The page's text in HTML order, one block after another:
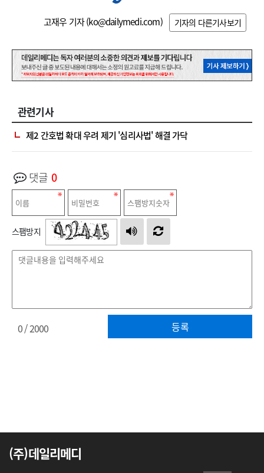
고재우 기자 (ko@dailymedi.com) 기자의 다른기사보기
관련기사
제2 간호법 확대 우려 제기 '심리사법' 해결 가닥
댓글 0
스팸방지
등록
0/ 2000
(주)데일리메디